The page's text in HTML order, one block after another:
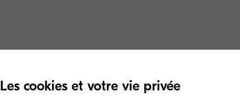
Les cookies et votre vie privée